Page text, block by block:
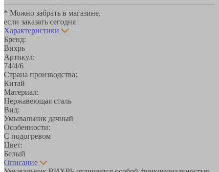
* Можно забрать в магазине,
если заказать сегодня
Характеристики
Бренд:
Вихрь
Артикул:
74/4/6
Страна производства:
Китай
Материал:
Нержавеющая сталь
Вид:
Умывальник дачный
Особенности:
С подогревом
Цвет:
Белый
Описание